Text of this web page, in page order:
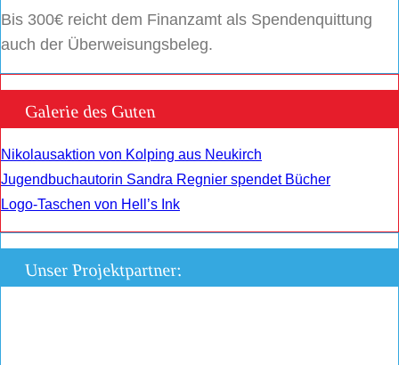
Bis 300€ reicht dem Finanzamt als Spendenquittung
auch der Überweisungsbeleg.
Galerie des Guten
Nikolausaktion von Kolping aus Neukirch
Jugendbuchautorin Sandra Regnier spendet Bücher
Logo-Taschen von Hell’s Ink
Unser Projektpartner: